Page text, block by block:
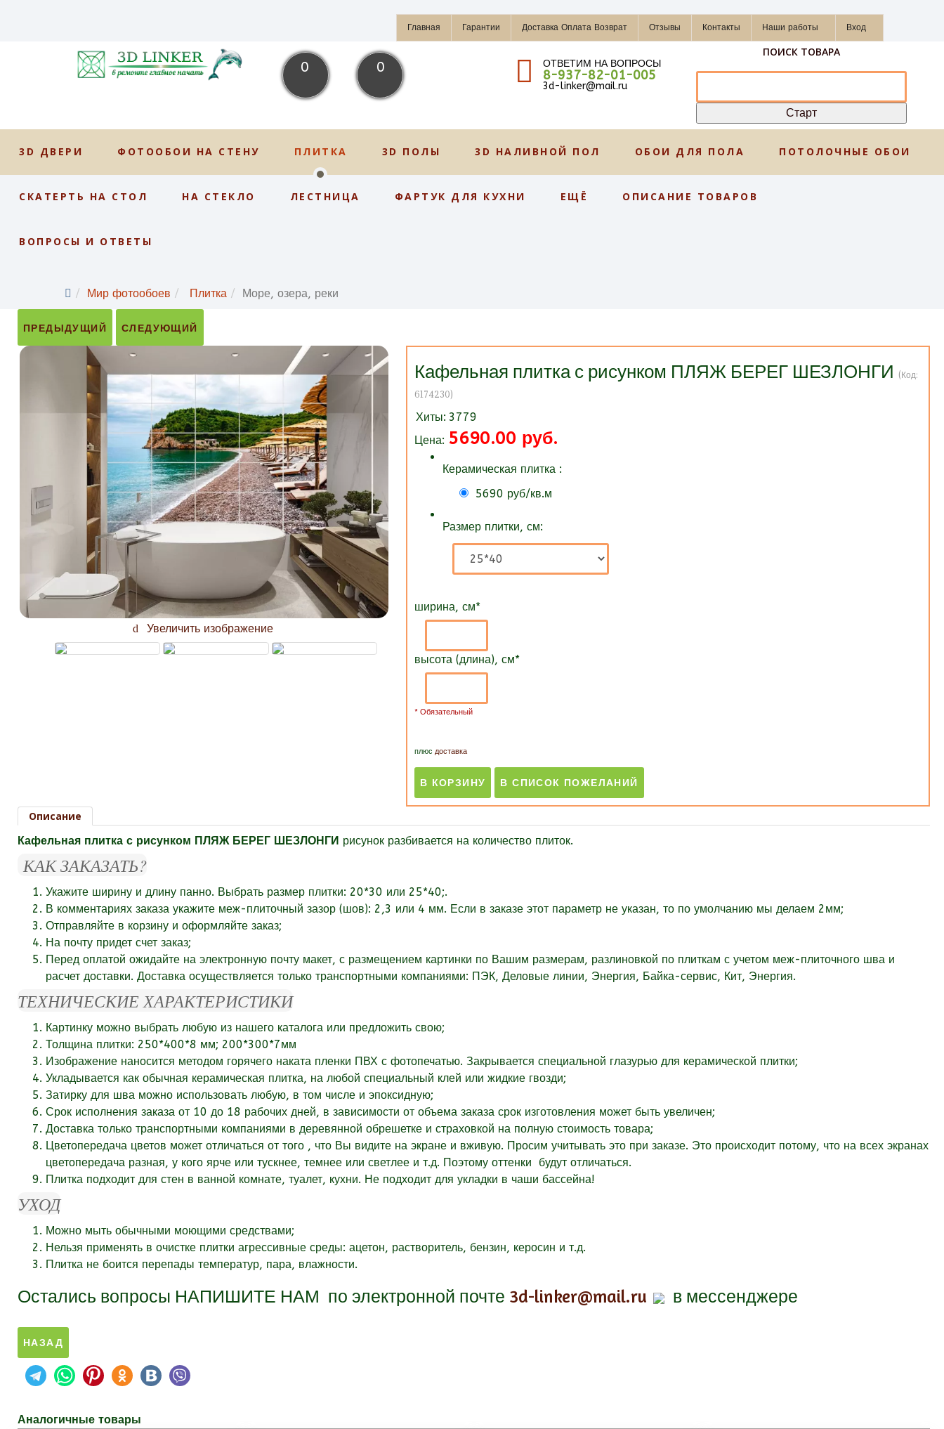
Главная Гарантии Доставка Оплата Возврат Отзывы Контакты Наши работы Вход
0 0 ОТВЕТИМ НА ВОПРОСЫ
8-937-82-01-005
3d-linker@mail.ru
ПОИСК ТОВАРА
3D ДВЕРИ ФОТООБОИ НА СТЕНУ ПЛИТКА 3D ПОЛЫ 3D НАЛИВНОЙ ПОЛ ОБОИ ДЛЯ ПОЛА ПОТОЛОЧНЫЕ ОБОИ
СКАТЕРТЬ НА СТОЛ НА СТЕКЛО ЛЕСТНИЦА ФАРТУК ДЛЯ КУХНИ ЕЩЁ ОПИСАНИЕ ТОВАРОВ
ВОПРОСЫ И ОТВЕТЫ
Мир фотообоев Плитка Море, озера, реки
ПРЕДЫДУЩИЙ СЛЕДУЮЩИЙ
Увеличить изображение
Кафельная плитка с рисунком ПЛЯЖ БЕРЕГ ШЕЗЛОНГИ (Код:
6174230)
Хиты: 3779
Цена: 5690.00 руб.
Керамическая плитка :
5690 руб/кв.м
Размер плитки, см:
ширина, см*
высота (длина), см*
* Обязательный
плюс доставка
Описание
Кафельная плитка с рисунком ПЛЯЖ БЕРЕГ ШЕЗЛОНГИ рисунок разбивается на количество плиток.
КАК ЗАКАЗАТЬ?
Укажите ширину и длину панно. Выбрать размер плитки: 20*30 или 25*40;.
В комментариях заказа укажите меж-плиточный зазор (шов): 2,3 или 4 мм. Если в заказе этот параметр не указан, то по умолчанию мы делаем 2мм;
Отправляйте в корзину и оформляйте заказ;
На почту придет счет заказ;
Перед оплатой ожидайте на электронную почту макет, с размещением картинки по Вашим размерам, разлиновкой по плиткам с учетом меж-плиточного шва и
расчет доставки. Доставка осуществляется только транспортными компаниями: ПЭК, Деловые линии, Энергия, Байка-сервис, Кит, Энергия.
ТЕХНИЧЕСКИЕ ХАРАКТЕРИСТИКИ
Картинку можно выбрать любую из нашего каталога или предложить свою;
Толщина плитки: 250*400*8 мм; 200*300*7мм
Изображение наносится методом горячего наката пленки ПВХ с фотопечатью. Закрывается специальной глазурью для керамической плитки;
Укладывается как обычная керамическая плитка, на любой специальный клей или жидкие гвозди;
Затирку для шва можно использовать любую, в том числе и эпоксидную;
Срок исполнения заказа от 10 до 18 рабочих дней, в зависимости от объема заказа срок изготовления может быть увеличен;
Доставка только транспортными компаниями в деревянной обрешетке и страховкой на полную стоимость товара;
Цветопередача цветов может отличаться от того , что Вы видите на экране и вживую. Просим учитывать это при заказе. Это происходит потому, что на всех экранах
цветопередача разная, у кого ярче или тускнее, темнее или светлее и т.д. Поэтому оттенки будут отличаться.
Плитка подходит для стен в ванной комнате, туалет, кухни. Не подходит для укладки в чаши бассейна!
УХОД
Можно мыть обычными моющими средствами;
Нельзя применять в очистке плитки агрессивные среды: ацетон, растворитель, бензин, керосин и т.д.
Плитка не боится перепады температур, пара, влажности.
Остались вопросы НАПИШИТЕ НАМ по электронной почте 3d-linker@mail.ru в мессенджере
Аналогичные товары